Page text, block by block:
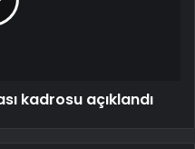
kadrosu açıklandı